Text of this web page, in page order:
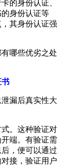
的身份认证、
身份认证等
其身份认证强
哪些优劣之处
书
漏后真实性大
。这种验证对
端。有验证需
，便可以通过
接，验证用户